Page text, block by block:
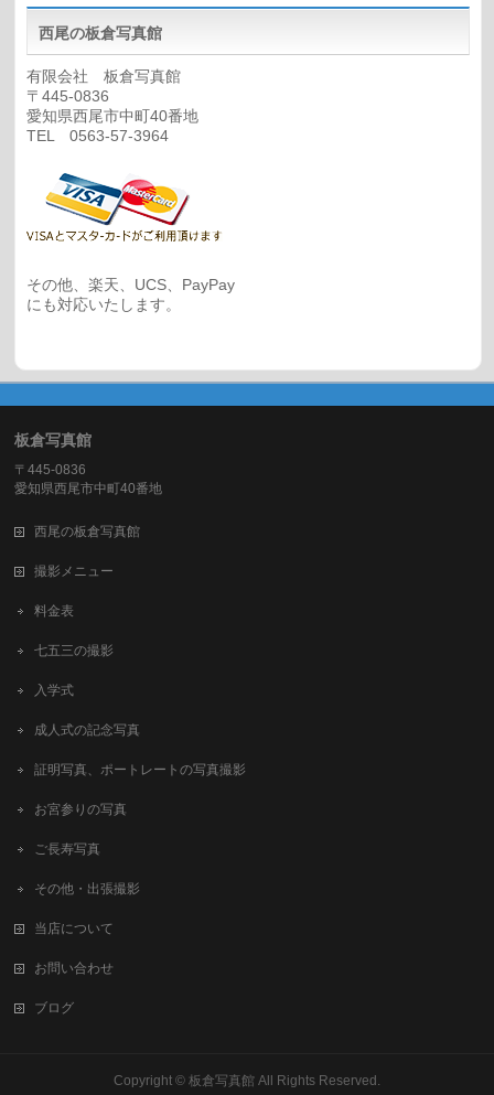
西尾の板倉写真館
有限会社 板倉写真館
〒445-0836
愛知県西尾市中町40番地
TEL 0563-57-3964
その他、楽天、UCS、PayPay
にも対応いたします。
板倉写真館
〒445-0836
愛知県西尾市中町40番地
西尾の板倉写真館
撮影メニュー
料金表
七五三の撮影
入学式
成人式の記念写真
証明写真、ポートレートの写真撮影
お宮参りの写真
ご長寿写真
その他・出張撮影
当店について
お問い合わせ
ブログ
Copyright © 板倉写真館All Rights Reserved.